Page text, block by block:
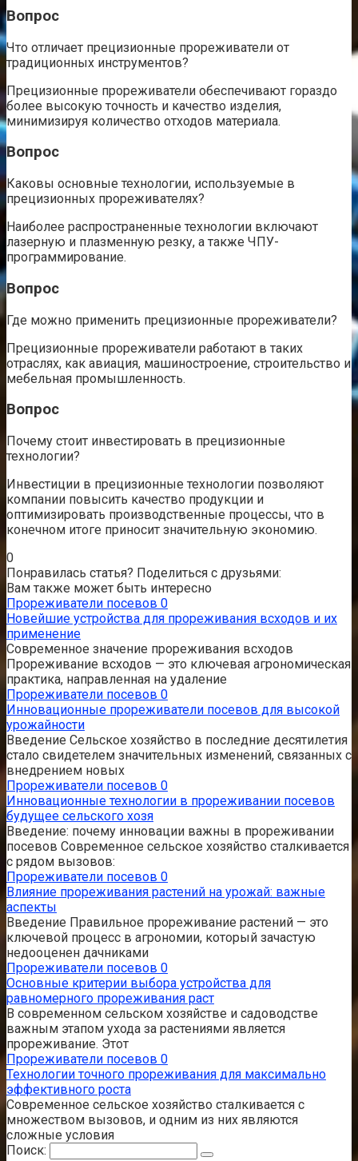
Вопрос
Что отличает прецизионные прореживатели от
традиционных инструментов?
Прецизионные прореживатели обеспечивают гораздо
более высокую точность и качество изделия,
минимизируя количество отходов материала.
Вопрос
Каковы основные технологии, используемые в
прецизионных прореживателях?
Наиболее распространенные технологии включают
лазерную и плазменную резку, а также ЧПУ-
программирование.
Вопрос
Где можно применить прецизионные прореживатели?
Прецизионные прореживатели работают в таких
отраслях, как авиация, машиностроение, строительство и
мебельная промышленность.
Вопрос
Почему стоит инвестировать в прецизионные
технологии?
Инвестиции в прецизионные технологии позволяют
компании повысить качество продукции и
оптимизировать производственные процессы, что в
конечном итоге приносит значительную экономию.
0
Понравилась статья? Поделиться с друзьями:
Вам также может быть интересно
Прореживатели посевов 0
Новейшие устройства для прореживания всходов и их
применение
Современное значение прореживания всходов
Прореживание всходов — это ключевая агрономическая
практика, направленная на удаление
Прореживатели посевов 0
Инновационные прореживатели посевов для высокой
урожайности
Введение Сельское хозяйство в последние десятилетия
стало свидетелем значительных изменений, связанных с
внедрением новых
Прореживатели посевов 0
Инновационные технологии в прореживании посевов
будущее сельского хозя
Введение: почему инновации важны в прореживании
посевов Современное сельское хозяйство сталкивается
с рядом вызовов:
Прореживатели посевов 0
Влияние прореживания растений на урожай: важные
аспекты
Введение Правильное прореживание растений — это
ключевой процесс в агрономии, который зачастую
недооценен дачниками
Прореживатели посевов 0
Основные критерии выбора устройства для
равномерного прореживания раст
В современном сельском хозяйстве и садоводстве
важным этапом ухода за растениями является
прореживание. Этот
Прореживатели посевов 0
Технологии точного прореживания для максимально
эффективного роста
Современное сельское хозяйство сталкивается с
множеством вызовов, и одним из них являются
сложные условия
Поиск: